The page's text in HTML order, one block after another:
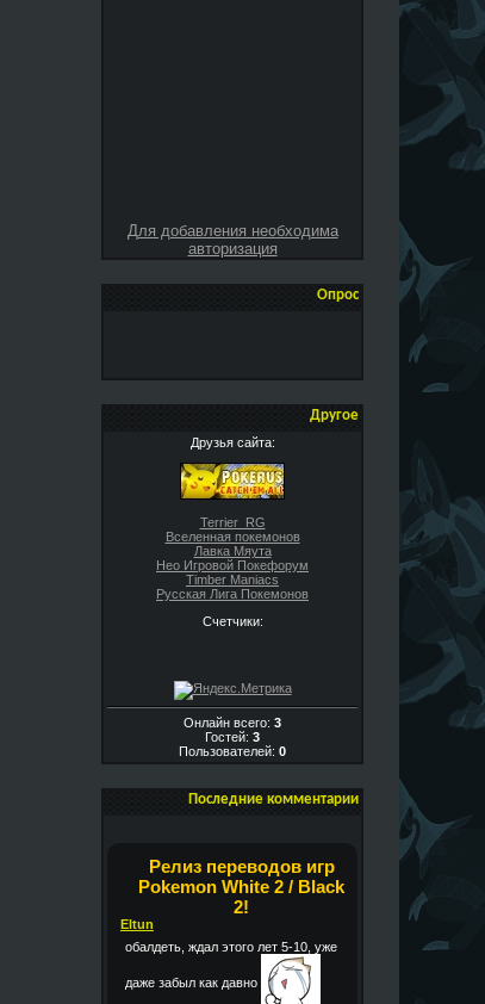
Для добавления необходима
авторизация
Опрос
Другое
Друзья сайта:
Terrier_RG
Вселенная покемонов
Лавка Мяута
Нео Игровой Покефорум
Timber Maniacs
Русская Лига Покемонов
Счетчики:
Онлайн всего: 3
Гостей: 3
Пользователей: 0
Последние комментарии
Релиз переводов игр
Pokemon White 2 / Black
2!
Eltun
обалдеть, ждал этого лет 5-10, уже
даже забыл как давно